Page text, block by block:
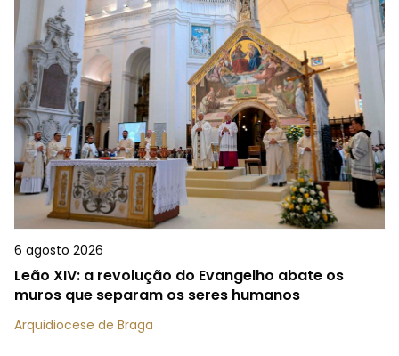
6 agosto 2026
Leão XIV: a revolução do Evangelho abate os
muros que separam os seres humanos
Arquidiocese de Braga